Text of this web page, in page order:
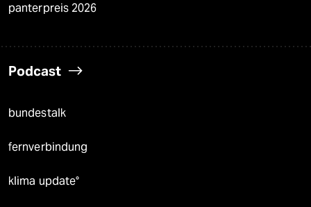
panterpreis 2026
Podcast
bundestalk
fernverbindung
klima update°